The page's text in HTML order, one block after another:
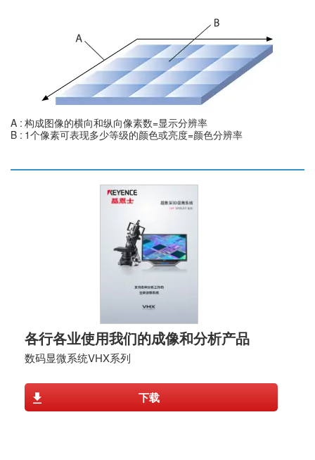
A 构成图像的横向和纵向像素数=显示分辨率
B 1个像素可表现多少等级的颜色或亮度=颜色分辨率
各行各业使用我们的成像和分析产品
数码显微系统VHX系列
下载